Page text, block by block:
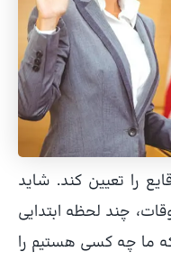
را تعیین کند. شاید
چند لحظه ابتدایی
ما چه کسی هستیم را